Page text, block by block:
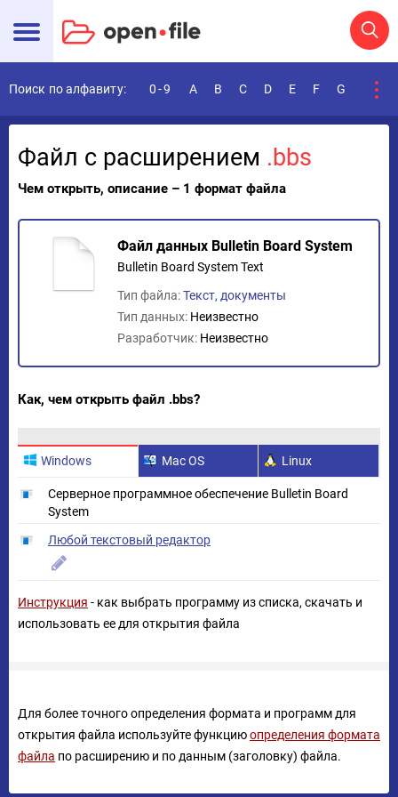
Поиск по алфавиту: 0-9 A B C D E F G
Файл с расширением .bbs
Чем открыть, описание – 1 формат файла
Файл данных Bulletin Board System
Bulletin Board System Text
Тип файла:Текст, документы
Тип данных: Неизвестно
Разработчик: Неизвестно
Как, чем открыть файл .bbs?
Windows Mac OS Linux
Серверное программное обеспечение Bulletin Board
System
Любой текстовый редактор
Инструкция - как выбрать программу из списка, скачать и
использовать ее для открытия файла
Для более точного определения формата и программ для
открытия файла используйте функциюопределения формата
файла по расширению и по данным (заголовку) файла.